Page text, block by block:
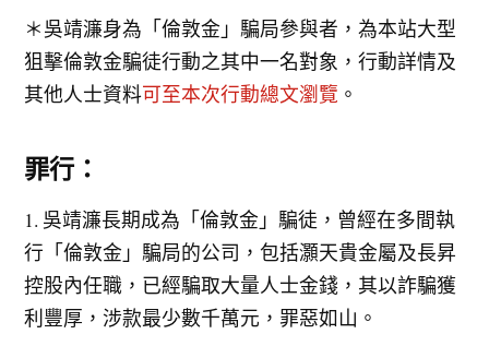
＊吳靖濂身為「倫敦金」騙局參與者，為本站大型
狙擊倫敦金騙徒行動之其中一名對象，行動詳情及
其他人士資料可至本次行動總文瀏覽 。
罪行：
1. 吳靖濂長期成為「倫敦金」騙徒，曾經在多間執
行「倫敦金」騙局的公司，包括灝天貴金屬及長昇
控股內任職，已經騙取大量人士金錢，其以詐騙獲
利豐厚，涉款最少數千萬元，罪惡如山。